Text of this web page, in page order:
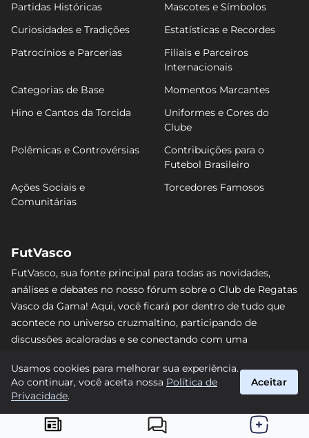
Partidas Históricas
Mascotes e Símbolos
Curiosidades e Tradições
Estatísticas e Recordes
Patrocínios e Parcerias
Filiais e Parceiros
Internacionais
Categorias de Base
Momentos Marcantes
Hino e Cantos da Torcida
Uniformes e Cores do
Clube
Polêmicas e Controvérsias
Contribuições para o
Futebol Brasileiro
Ações Sociais e
Comunitárias
Torcedores Famosos
FutVasco
FutVasco, sua fonte principal para todas as novidades,
análises e debates no nosso fórum sobre o Club de Regatas
Vasco da Gama! Aqui, você ficará por dentro de tudo que
acontece no universo cruzmaltino, participando de
discussões acaloradas e se conectando com uma
nenhum lance e acompanhe de perto o caminho do Vasco
rumo às vitórias! #Vasco #FutVasco
© 2026 FutVasco. Todos os direitos reservados.
Usamos cookies para melhorar sua experiência.
Ao continuar, você aceita nossa Política de
Privacidade.
Aceitar